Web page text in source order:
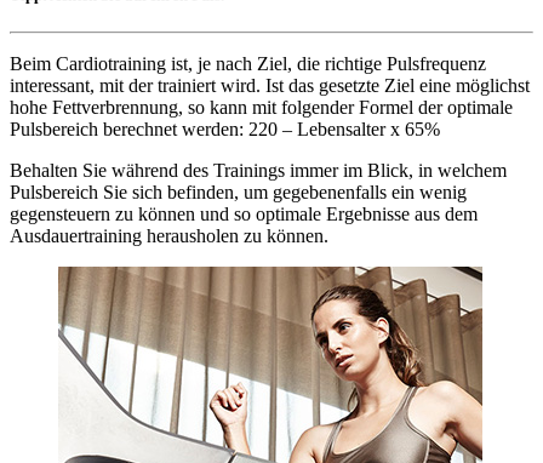
Beim Cardiotraining ist, je nach Ziel, die richtige Pulsfrequenz
interessant, mit der trainiert wird. Ist das gesetzte Ziel eine möglichst
hohe Fettverbrennung, so kann mit folgender Formel der optimale
Pulsbereich berechnet werden: 220 – Lebensalter x 65%
Behalten Sie während des Trainings immer im Blick, in welchem
Pulsbereich Sie sich befinden, um gegebenenfalls ein wenig
gegensteuern zu können und so optimale Ergebnisse aus dem
Ausdauertraining herausholen zu können.